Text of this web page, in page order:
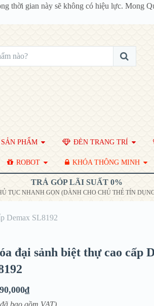
thời gian này sẽ không có hiệu lực.
PHẨM ĐÈN TRANG TRÍ
ROBOT KHÓA THÔNG MINH
TRẢ GÓP LÃI SUẤT 0%
TỤC NHANH GỌN (DÀNH CHO CHỦ THẺ TÍN
Demax SL8192
đại sảnh biệt thự cao cấp
₫
bao gồm VAT)